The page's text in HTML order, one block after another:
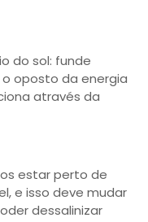
do sol: funde
oposto da energia
através da
estar perto de
e isso deve mudar
dessalinizar